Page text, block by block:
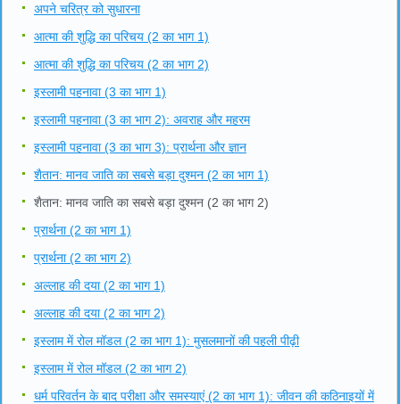
अपने चरित्र को सुधारना
आत्मा की शुद्धि का परिचय (2 का भाग 1)
आत्मा की शुद्धि का परिचय (2 का भाग 2)
इस्लामी पहनावा (3 का भाग 1)
इस्लामी पहनावा (3 का भाग 2): अवराह और महरम
इस्लामी पहनावा (3 का भाग 3): प्रार्थना और ज्ञान
शैतान: मानव जाति का सबसे बड़ा दुश्मन (2 का भाग 1)
शैतान: मानव जाति का सबसे बड़ा दुश्मन (2 का भाग 2)
प्रार्थना (2 का भाग 1)
प्रार्थना (2 का भाग 2)
अल्लाह की दया (2 का भाग 1)
अल्लाह की दया (2 का भाग 2)
इस्लाम में रोल मॉडल (2 का भाग 1): मुसलमानों की पहली पीढ़ी
इस्लाम में रोल मॉडल (2 का भाग 2)
धर्म परिवर्तन के बाद परीक्षा और समस्याएं (2 का भाग 1): जीवन की कठिनाइयों में